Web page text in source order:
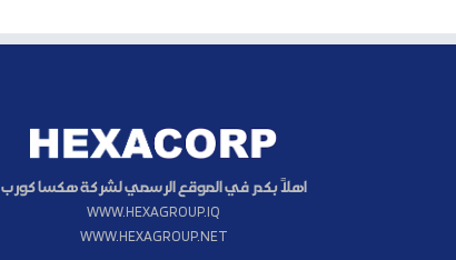
اهلاً بكم في الموقع الرسمي لشركة هكسا كورب
WWW.HEXAGROUP.IQ
WWW.HEXAGROUP.NET